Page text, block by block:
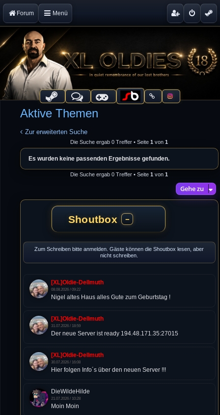
Forum Menü
Aktive Themen
Zur erweiterten Suche
Die Suche ergab 0 Treffer • Seite1 von1
Es wurden keine passenden Ergebnisse gefunden.
Die Suche ergab 0 Treffer • Seite1 von1
Gehe zu
Shoutbox −
Zum Schreiben bitte anmelden. Gäste können die Shoutbox lesen, aber
nicht schreiben.
[XL]Oldie-Dellmuth
08.08.2026 / 09:22
Nigel altes Haus alles Gute zum Geburtstag !
[XL]Oldie-Dellmuth
31.07.2026 / 18:59
Der neue Server ist ready 194.48.171.35:27015
[XL]Oldie-Dellmuth
30.07.2026 / 16:08
Hier folgen Info´s über den neuen Server !!!
DieWildeHilde
21.07.2026 / 10:28
Moin Moin